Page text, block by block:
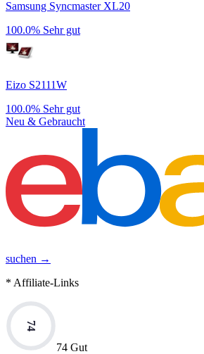
Samsung Syncmaster XL20
100.0% Sehr gut
Eizo S2111W
100.0% Sehr gut
Neu & Gebraucht
suchen →
* Affiliate-Links
74
74 Gut